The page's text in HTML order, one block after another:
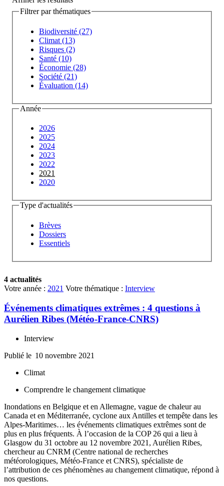
Filtrer par thématiques
Biodiversité (27)
Climat (13)
Risques (2)
Santé (10)
Économie (28)
Société (21)
Évaluation (14)
Année
2026
2025
2024
2023
2022
2021
2020
Type d'actualités
Brèves
Dossiers
Essentiels
4 actualités
Votre année : 2021 Votre thématique : Interview
Événements climatiques extrêmes : 4 questions à
Aurélien Ribes (Météo-France-CNRS)
Interview
Publié le 10 novembre 2021
Climat
Comprendre le changement climatique
Inondations en Belgique et en Allemagne, vague de chaleur au
Canada et en Méditerranée, cyclone aux Antilles et tempête dans les
Alpes-Maritimes… les événements climatiques extrêmes sont de
plus en plus fréquents. À l’occasion de la COP 26 qui a lieu à
Glasgow du 31 octobre au 12 novembre 2021, Aurélien Ribes,
chercheur au CNRM (Centre national de recherches
météorologiques, Météo-France et CNRS), spécialiste de
l’attribution de ces phénomènes au changement climatique, répond à
nos questions.